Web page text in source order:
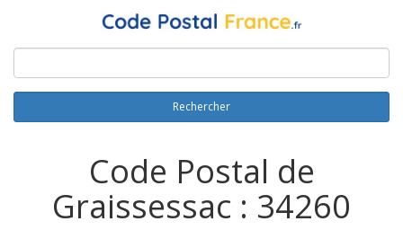
Rechercher
Code Postal de
Graissessac : 34260